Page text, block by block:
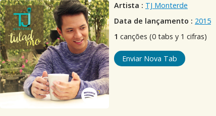
Artista : TJ Monterde
Data de lançamento : 2015
1 canções (0 tabs y 1 cifras)
Enviar Nova Tab